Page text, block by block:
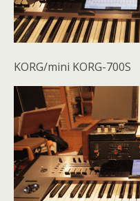
KORG/mini KORG-700S